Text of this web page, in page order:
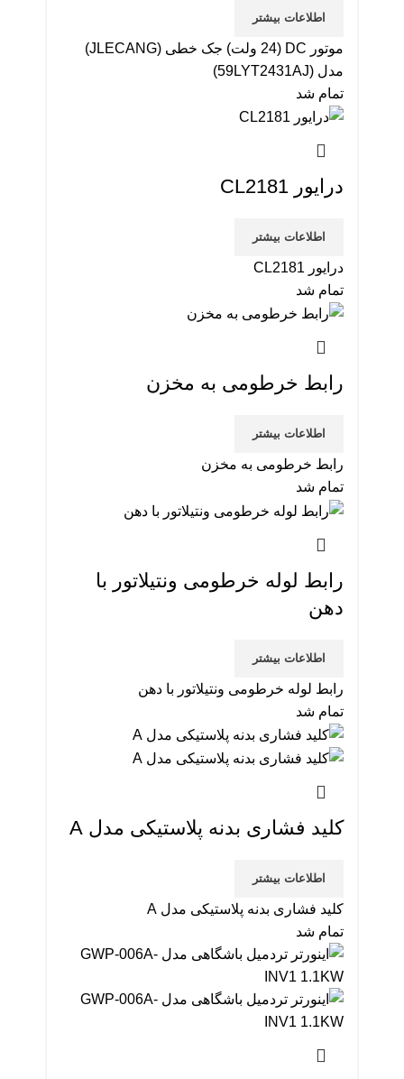
اطلاعات بیشتر
موتور DC (24 ولت) جک خطی (JLECANG)
مدل (59LYT2431AJ)
تمام شد
درایور CL2181
اطلاعات بیشتر
درایور CL2181
تمام شد
رابط خرطومی به مخزن
اطلاعات بیشتر
رابط خرطومی به مخزن
تمام شد
رابط لوله خرطومی ونتیلاتور با
دهن
اطلاعات بیشتر
رابط لوله خرطومی ونتیلاتور با دهن
تمام شد
کلید فشاری بدنه پلاستیکی مدل A
اطلاعات بیشتر
کلید فشاری بدنه پلاستیکی مدل A
تمام شد